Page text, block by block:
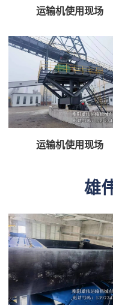
运输机使用现场
运输机使用现场
雄